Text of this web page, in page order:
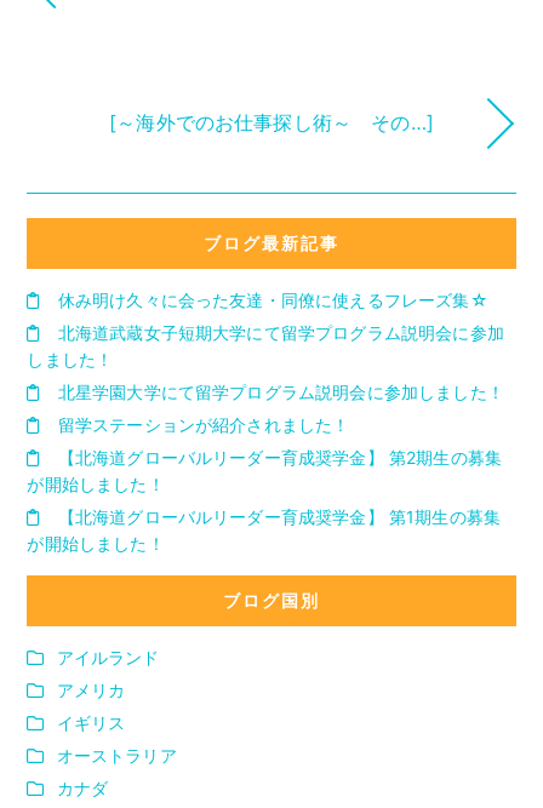
[～海外でのお仕事探し術～ その…]
ブログ最新記事
休み明け久々に会った友達・同僚に使えるフレーズ集☆
北海道武蔵女子短期大学にて留学プログラム説明会に参加
しました！
北星学園大学にて留学プログラム説明会に参加しました！
留学ステーションが紹介されました！
【北海道グローバルリーダー育成奨学金】 第2期生の募集
が開始しました！
【北海道グローバルリーダー育成奨学金】 第1期生の募集
が開始しました！
ブログ国別
アイルランド
アメリカ
イギリス
オーストラリア
カナダ